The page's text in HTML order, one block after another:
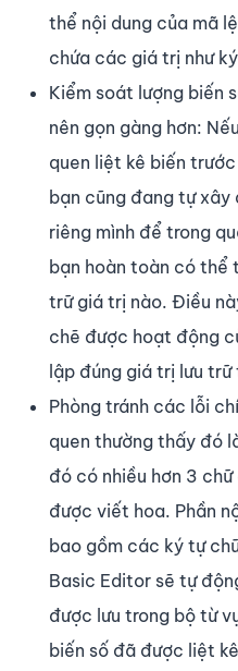
thể nội dung của mã
chứa các giá trị như
Kiểm soát lượng biến
nên gọn gàng hơn:
quen liệt kê biến
bạn cũng đang tự xây
riêng mình để trong
bạn hoàn toàn có thể
trữ giá trị nào. Điều
chẽ được hoạt động
lập đúng giá trị lưu trữ
Phòng tránh các lỗi
quen thường thấy đó
đó có nhiều hơn 3
được viết hoa. Phần
bao gồm các ký tự
Basic Editor sẽ tự
được lưu trong bộ từ
biến số đã được liệt